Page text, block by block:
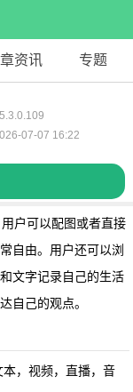
资讯 专题
07-07 16:22
户可以配图或者直接
自由。用户还可以浏
文字记录自己的生活
自己的观点。
，视频，直播，音